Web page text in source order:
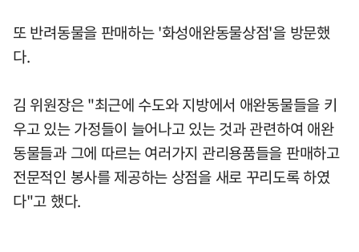
또 반려동물을 판매하는 '화성애완동물상점'을 방문했
다.
김 위원장은 "최근에 수도와 지방에서 애완동물들을 키
우고 있는 가정들이 늘어나고 있는 것과 관련하여 애완
동물들과 그에 따르는 여러가지 관리용품들을 판매하고
전문적인 봉사를 제공하는 상점을 새로 꾸리도록 하였
다"고 했다.